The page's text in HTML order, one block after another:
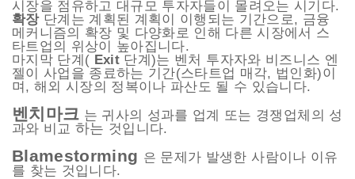
시장을 점유하고 대규모 투자자들이 몰려오는 시기다.
확장단계는 계획된 계획이 이행되는 기간으로, 금융
메커니즘의 확장 및 다양화로 인해 다른 시장에서 스
타트업의 위상이 높아집니다.
마지막 단계( Exit 단계)는 벤처 투자자와 비즈니스 엔
젤이 사업을 종료하는 기간(스타트업 매각, 법인화)이
며, 해외 시장의 정복이나 파산도 될 수 있습니다.
벤치마크 는 귀사의 성과를 업계 또는 경쟁업체의 성
과와 비교하는 것입니다.
Blamestorming 은 문제가 발생한 사람이나 이유
를 찾는 것입니다.